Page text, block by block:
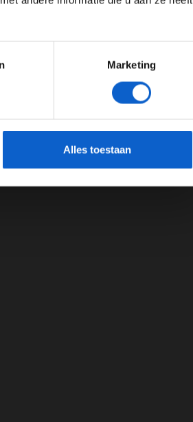
Marketing
Alles toestaan
en -bescherming.